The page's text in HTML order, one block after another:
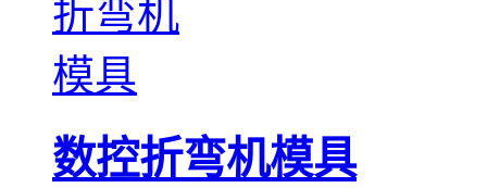
数控折弯机模具